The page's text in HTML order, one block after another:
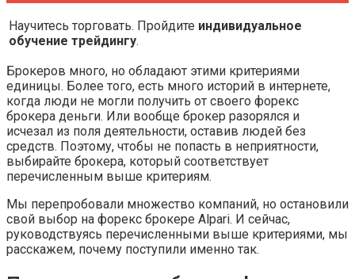
Научитесь торговать. Пройдите индивидуальное
обучение трейдингу.
Брокеров много, но обладают этими критериями
единицы. Более того, есть много историй в интернете,
когда люди не могли получить от своего форекс
брокера деньги. Или вообще брокер разорялся и
исчезал из поля деятельности, оставив людей без
средств. Поэтому, чтобы не попасть в неприятности,
выбирайте брокера, который соответствует
перечисленным выше критериям.
Мы перепробовали множество компаний, но остановили
свой выбор на форекс брокере Alpari. И сейчас,
руководствуясь перечисленными выше критериями, мы
расскажем, почему поступили именно так.